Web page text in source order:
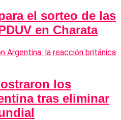
el sorteo de las
en Charata
los
tras eliminar